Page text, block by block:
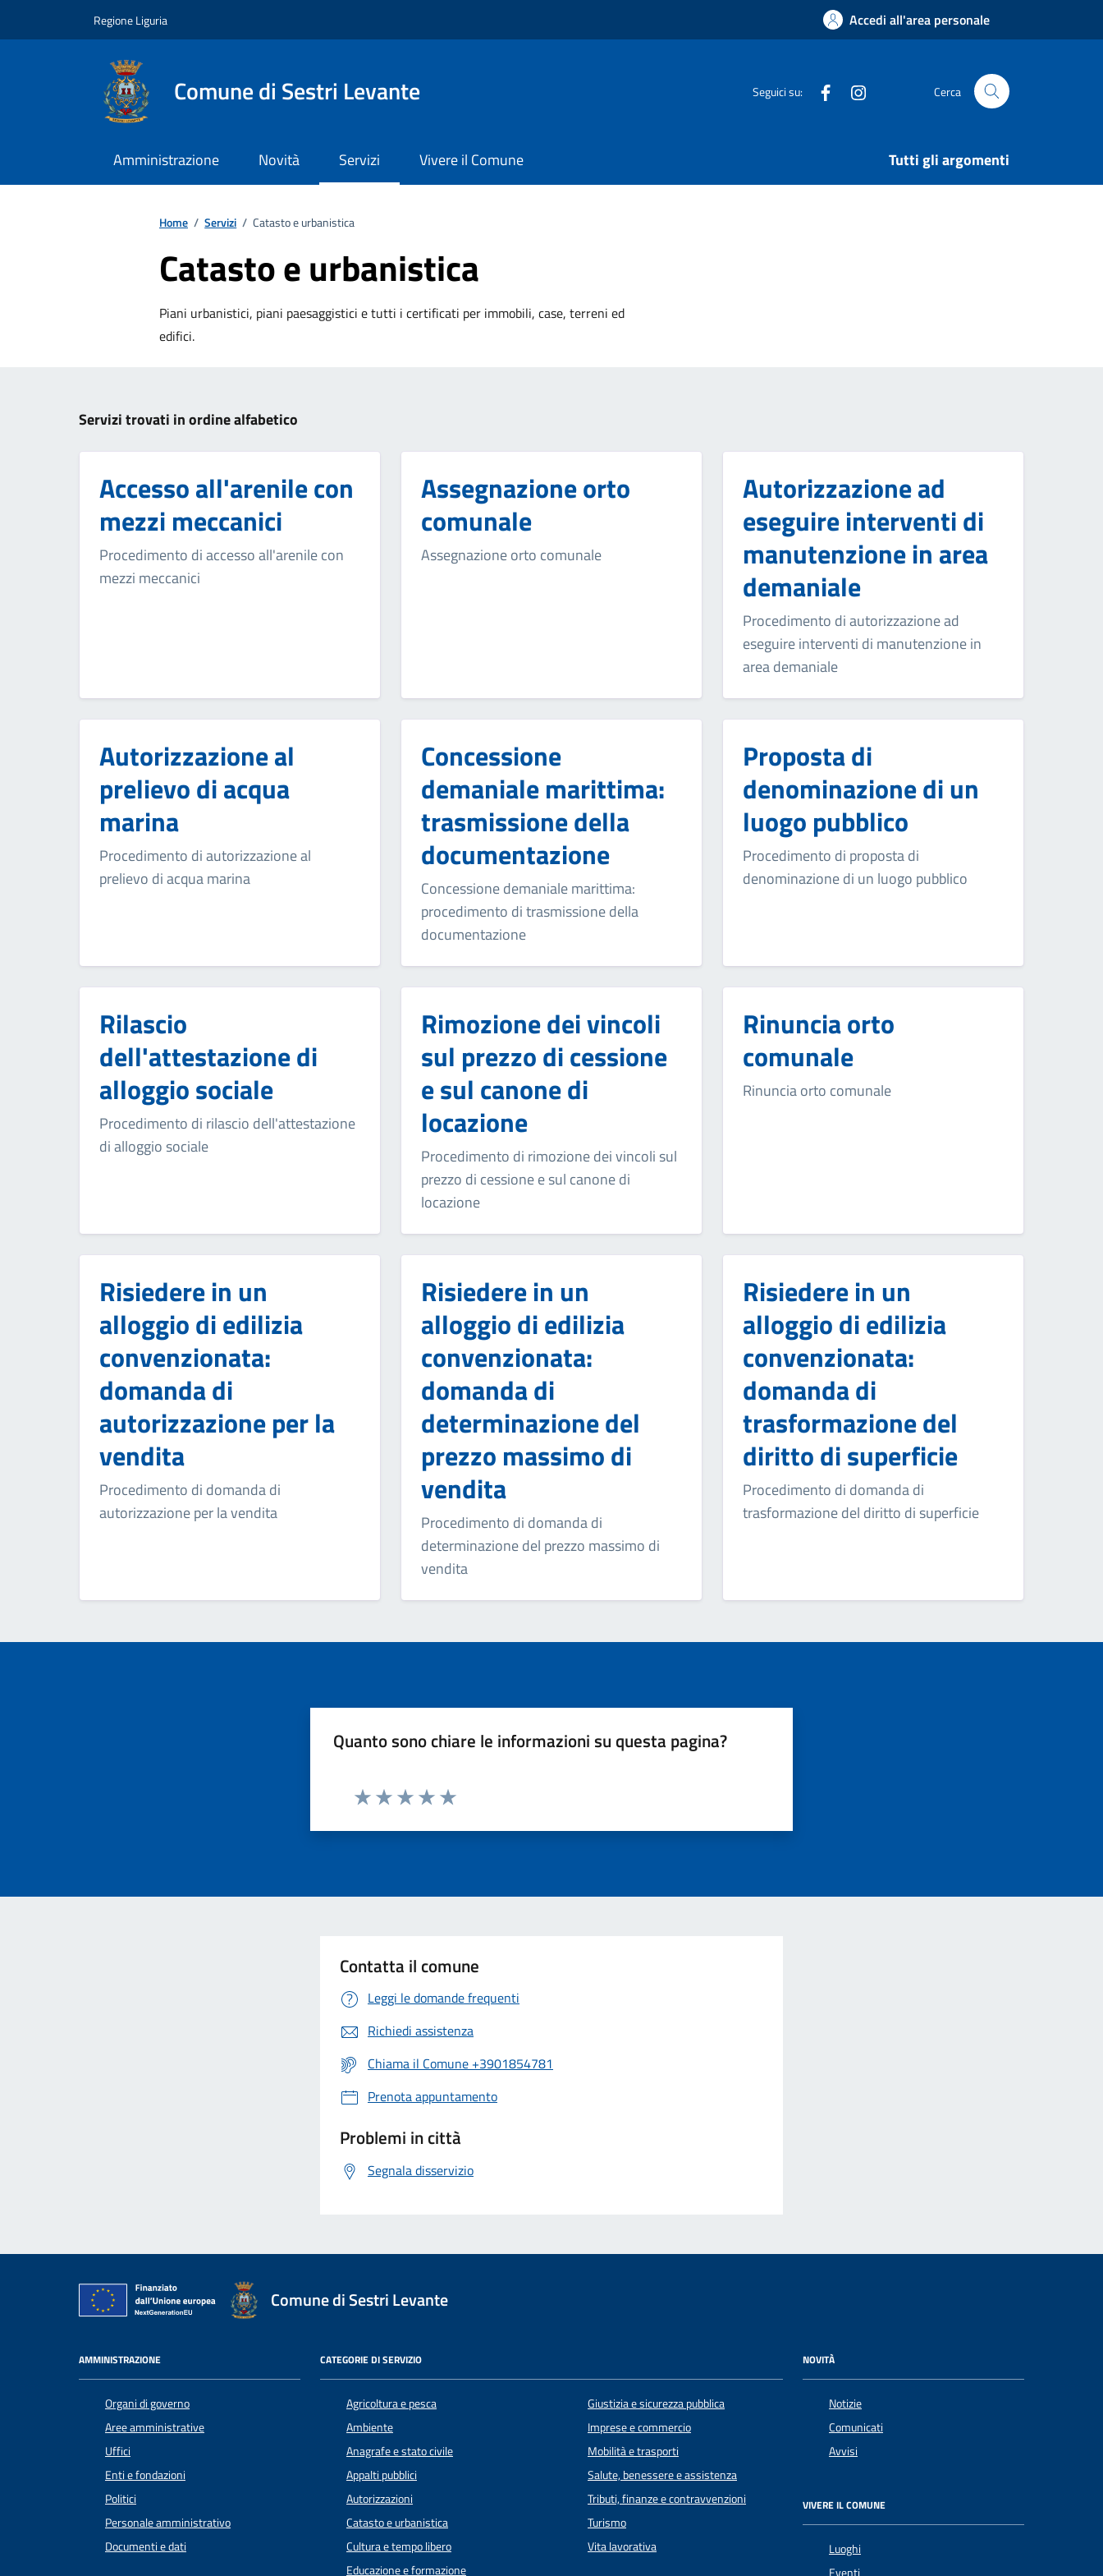
Regione Liguria Accedi all'area personale
Comune di Sestri Levante Seguici su: Facebook Cerca
Amministrazione Novità Servizi Vivere il Comune Tutti gli argomenti
Home / Servizi / Catasto e urbanistica
Catasto e urbanistica
Piani urbanistici, piani paesaggistici e tutti i certificati per immobili, case, terreni ed
edifici.
Servizi trovati in ordine alfabetico
Accesso all'arenile con
mezzi meccanici
Procedimento di accesso all'arenile con
mezzi meccanici
Assegnazione orto
comunale
Assegnazione orto comunale
Autorizzazione ad
eseguire interventi di
manutenzione in area
demaniale
Procedimento di autorizzazione ad
eseguire interventi di manutenzione in
area demaniale
Autorizzazione al
prelievo di acqua
marina
Procedimento di autorizzazione al
prelievo di acqua marina
Concessione
demaniale marittima:
trasmissione della
documentazione
Concessione demaniale marittima:
procedimento di trasmissione della
documentazione
Proposta di
denominazione di un
luogo pubblico
Procedimento di proposta di
denominazione di un luogo pubblico
Rilascio
dell'attestazione di
alloggio sociale
Procedimento di rilascio dell'attestazione
di alloggio sociale
Rimozione dei vincoli
sul prezzo di cessione
e sul canone di
locazione
Procedimento di rimozione dei vincoli sul
prezzo di cessione e sul canone di
locazione
Rinuncia orto
comunale
Rinuncia orto comunale
Risiedere in un
alloggio di edilizia
convenzionata:
domanda di
autorizzazione per la
vendita
Procedimento di domanda di
autorizzazione per la vendita
Risiedere in un
alloggio di edilizia
convenzionata:
domanda di
determinazione del
prezzo massimo di
vendita
Procedimento di domanda di
determinazione del prezzo massimo di
vendita
Risiedere in un
alloggio di edilizia
convenzionata:
domanda di
trasformazione del
diritto di superficie
Procedimento di domanda di
trasformazione del diritto di superficie
Quanto sono chiare le informazioni su questa pagina?
Contatta il comune
Leggi le domande frequenti
Richiedi assistenza
Chiama il Comune +3901854781
Prenota appuntamento
Problemi in città
Segnala disservizio
Comune di Sestri Levante
AMMINISTRAZIONE
Organi di governo
Aree amministrative
Uffici
Enti e fondazioni
Politici
Personale amministrativo
Documenti e dati
CATEGORIE DI SERVIZIO
Agricoltura e pesca
Ambiente
Anagrafe e stato civile
Appalti pubblici
Autorizzazioni
Catasto e urbanistica
Cultura e tempo libero
Educazione e formazione
Giustizia e sicurezza pubblica
Imprese e commercio
Mobilità e trasporti
Salute, benessere e assistenza
Tributi, finanze e contravvenzioni
Turismo
Vita lavorativa
NOVITÀ
Notizie
Comunicati
Avvisi
VIVERE IL COMUNE
Luoghi